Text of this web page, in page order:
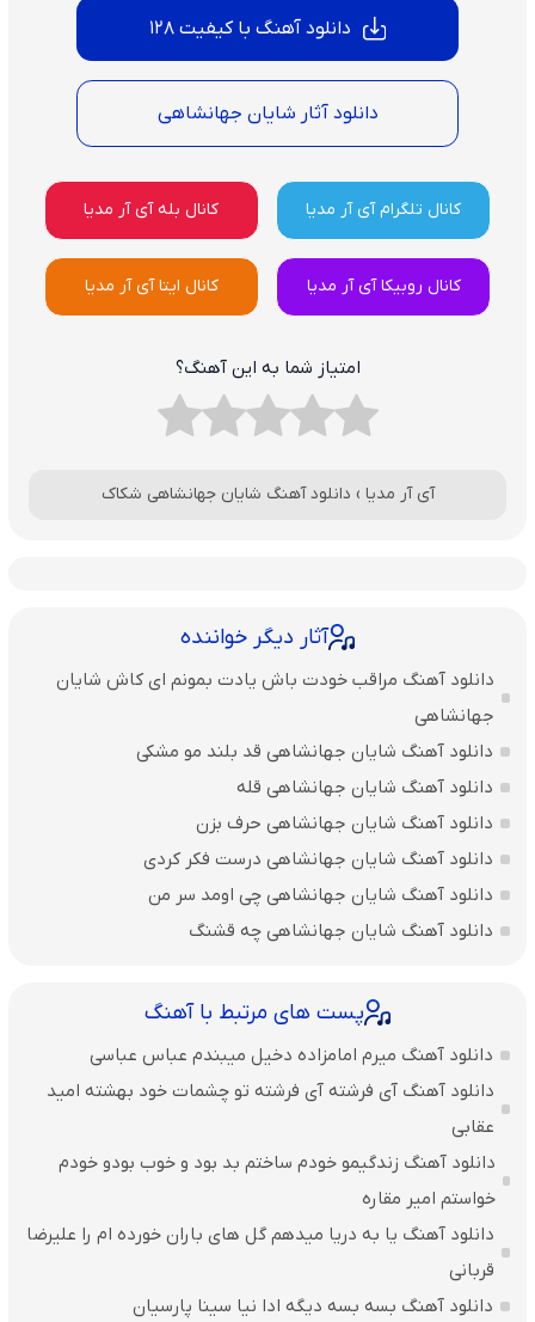
دانلود آهنگ با کیفیت 128
دانلود آثار شایان جهانشاهی
کانال تلگرام آی آر مدیا کانال بله آی آر مدیا
کانال روبیکا آی آر مدیا کانال ایتا آی آر مدیا
امتیاز شما به این آهنگ؟
آی آر مدیا › دانلود آهنگ شایان جهانشاهی شکاک
آثار دیگر خواننده
دانلود آهنگ مراقب خودت باش یادت بمونم ای کاش شایان
جهانشاهی
دانلود آهنگ شایان جهانشاهی قد بلند مو مشکی
دانلود آهنگ شایان جهانشاهی قله
دانلود آهنگ شایان جهانشاهی حرف بزن
دانلود آهنگ شایان جهانشاهی درست فکر کردی
دانلود آهنگ شایان جهانشاهی چی اومد سر من
دانلود آهنگ شایان جهانشاهی چه قشنگ
پست های مرتبط با آهنگ
دانلود آهنگ میرم امامزاده دخیل میبندم عباس عباسی
دانلود آهنگ آی فرشته آی فرشته تو چشمات خود بهشته امید
عقابی
دانلود آهنگ زندگیمو خودم ساختم بد بود و خوب بودو خودم
خواستم امیر مقاره
دانلود آهنگ یا به دریا میدهم گل های باران‌ خورده ام را علیرضا
قربانی
دانلود آهنگ بسه بسه دیگه ادا نیا سینا پارسیان